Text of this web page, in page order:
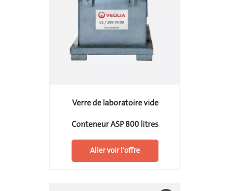
Verre de laboratoire vide
Conteneur ASP 800 litres
Aller voir l'offre